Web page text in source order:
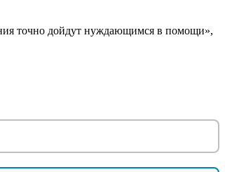
точно дойдут нуждающимся в помощи»,